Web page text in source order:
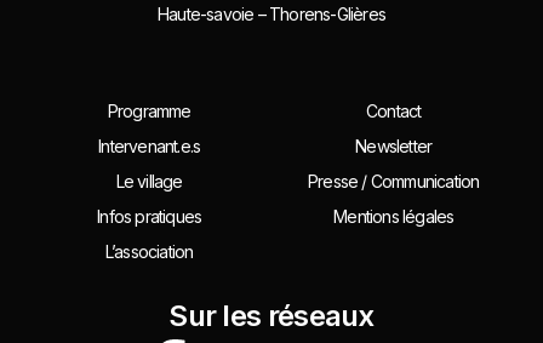
Haute-savoie – Thorens-Glières
Programme
Intervenant.e.s
Le village
Infos pratiques
L’association
Contact
Newsletter
Presse / Communication
Mentions légales
Sur les réseaux